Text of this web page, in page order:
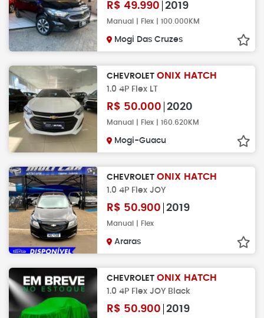
R$ 49.990 2019
Manual | Flex | 100.000KM
Mogi Das Cruzes
CHEVROLET ONIX HATCH
1.0 4P Flex LT
R$ 50.000 2020
Manual | Flex | 160.620KM
Mogi-Guacu
CHEVROLET ONIX HATCH
1.0 4P Flex JOY
R$ 50.900 2019
Manual | Flex
Araras
CHEVROLET ONIX HATCH
1.0 4P Flex JOY Black
R$ 50.900 2019